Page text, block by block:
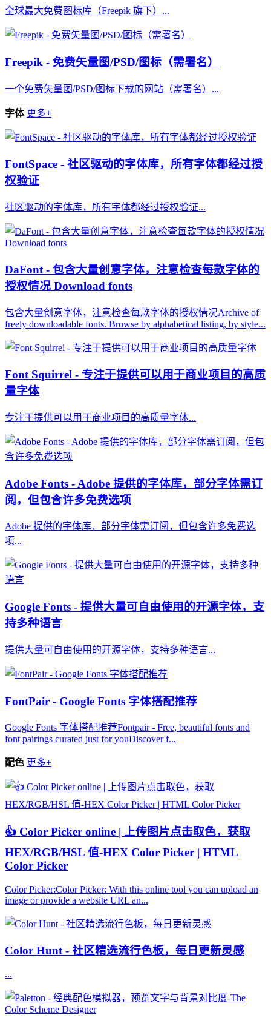
全球最大免费图标库（Freepik 旗下）...
Freepik - 免费矢量图/PSD/图标（需署名）
一个免费矢量图/PSD/图标下载的网站（需署名）...
字体 更多+
FontSpace - 社区驱动的字体库，所有字体都经过授
权验证
社区驱动的字体库，所有字体都经过授权验证...
DaFont - 包含大量创意字体，注意检查每款字体的
授权情况 Download fonts
包含大量创意字体，注意检查每款字体的授权情况Archive of
freely downloadable fonts. Browse by alphabetical listing, by style...
Font Squirrel - 专注于提供可以用于商业项目的高质
量字体
专注于提供可以用于商业项目的高质量字体...
Adobe Fonts - Adobe 提供的字体库，部分字体需订
阅，但包含许多免费选项
Adobe 提供的字体库，部分字体需订阅，但包含许多免费选
项...
Google Fonts - 提供大量可自由使用的开源字体，支
持多种语言
提供大量可自由使用的开源字体，支持多种语言...
FontPair - Google Fonts 字体搭配推荐
Google Fonts 字体搭配推荐Fontpair - Free, beautiful fonts and
font pairings curated just for youDiscover f...
配色 更多+
👍 Color Picker online | 上传图片点击取色，获取
HEX/RGB/HSL 值-HEX Color Picker | HTML
Color Picker
Color Picker:Color Picker: With this online tool you can upload an
image or provide a website URL an...
Color Hunt - 社区精选流行色板，每日更新灵感
...